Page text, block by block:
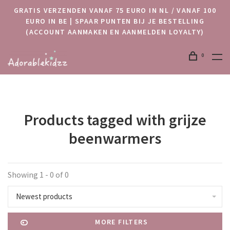
GRATIS VERZENDEN VANAF 75 EURO IN NL / VANAF 100
EURO IN BE | SPAAR PUNTEN BIJ JE BESTELLING
(ACCOUNT AANMAKEN EN AANMELDEN LOYALTY)
0
Products tagged with grijze
beenwarmers
Showing 1 - 0 of 0
Newest products
MORE FILTERS